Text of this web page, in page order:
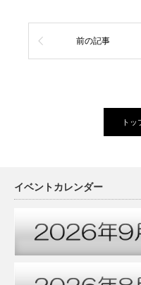
前の記事
トッ
イベントカレンダー